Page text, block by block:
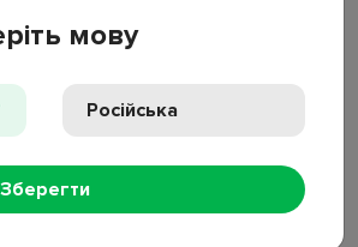
мову
Російська
Зберегти